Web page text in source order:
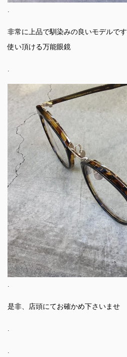
非常に上品で馴染みの良いモデルで
使い頂ける万能眼鏡
是非、店頭にてお確かめ下さいませ